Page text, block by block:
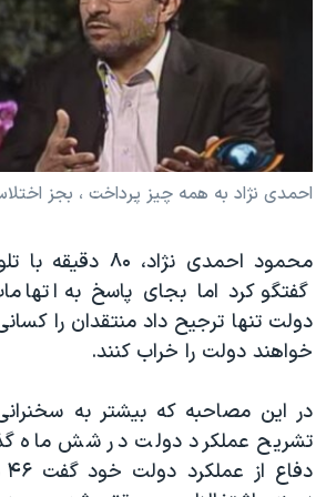
حقوق شهروندی
اقتصادی
علم و فناوری
آرشیو پخش زنده
انتخابات ریاست جمهوری آمریکا ۲۰۲۴
حمله جمهوری اسلامی به اسرائیل
رمز مهسا
مجموعه مستندهای دادخواهی
تریبونال مردمی آبان ۹۸
دادگاه حمید نوری
قانون شفافیت دارائی کادر رهبری ایران
اعتراضات مردمی آبان ۹۸
زبانهای مختلف
احمدی نژاد به همه چیز پرداخت ، بجز
محمود احمدی نژاد،
گفتگو کرد اما بجای پاسخ به
دولت تنها ترجیح داد منتقدان را
خواهند دولت را خراب کنند.
در این مصاحبه که بیشتر به
تشریح عملکرد دولت در شش ماه